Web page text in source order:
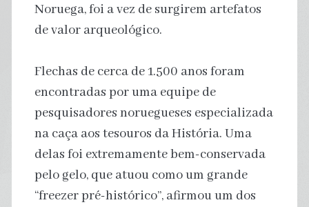
Noruega, foi a vez de surgirem artefatos
de valor arqueológico.
Flechas de cerca de 1.500 anos foram
encontradas por uma equipe de
pesquisadores noruegueses especializada
na caça aos tesouros da História. Uma
delas foi extremamente bem-conservada
pelo gelo, que atuou como um grande
“freezer pré-histórico”, afirmou um dos